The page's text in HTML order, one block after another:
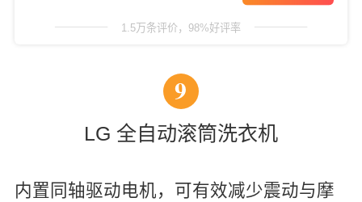
1.5万条评价，98%好评率
9
LG 全自动滚筒洗衣机
内置同轴驱动电机，可有效减少震动与摩